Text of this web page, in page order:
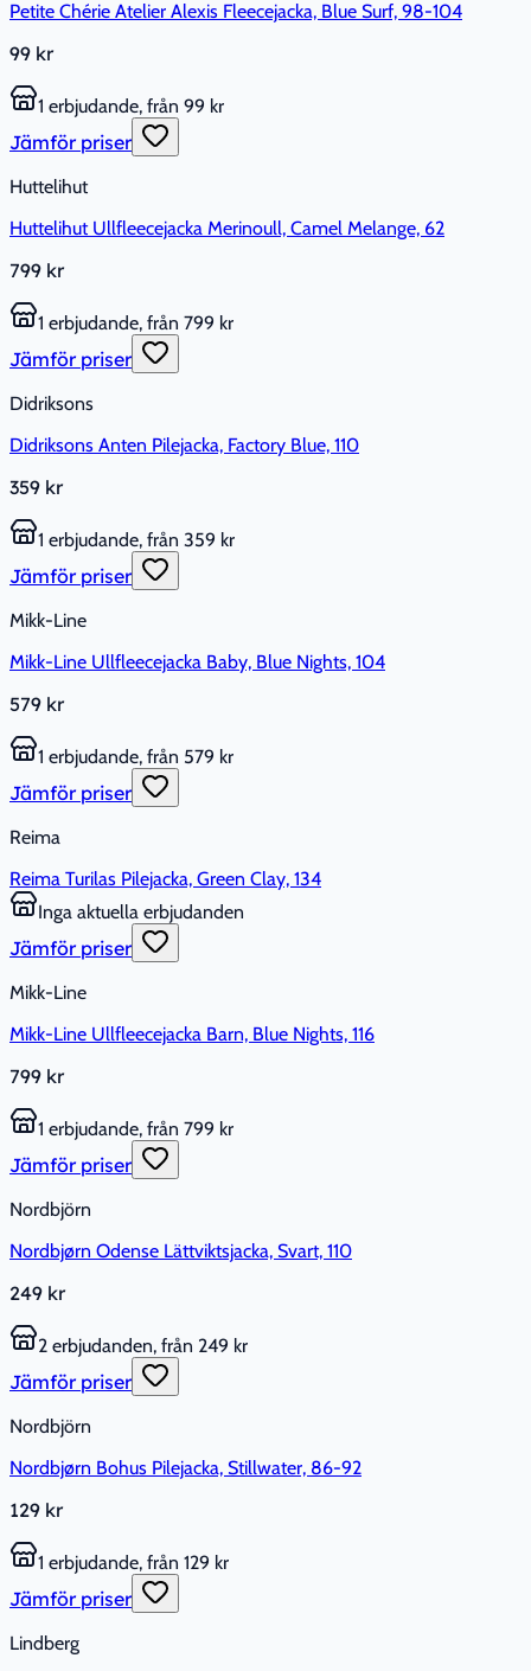
Petite Chérie Atelier Alexis Fleecejacka, Blue Surf, 98-104
99 kr
1 erbjudande, från 99 kr
Jämför priser
Huttelihut
Huttelihut Ullfleecejacka Merinoull, Camel Melange, 62
799 kr
1 erbjudande, från 799 kr
Jämför priser
Didriksons
Didriksons Anten Pilejacka, Factory Blue, 110
359 kr
1 erbjudande, från 359 kr
Jämför priser
Mikk-Line
Mikk-Line Ullfleecejacka Baby, Blue Nights, 104
579 kr
1 erbjudande, från 579 kr
Jämför priser
Reima
Reima Turilas Pilejacka, Green Clay, 134
Inga aktuella erbjudanden
Jämför priser
Mikk-Line
Mikk-Line Ullfleecejacka Barn, Blue Nights, 116
799 kr
1 erbjudande, från 799 kr
Jämför priser
Nordbjörn
Nordbjørn Odense Lättviktsjacka, Svart, 110
249 kr
2 erbjudanden, från 249 kr
Jämför priser
Nordbjörn
Nordbjørn Bohus Pilejacka, Stillwater, 86-92
129 kr
1 erbjudande, från 129 kr
Jämför priser
Lindberg